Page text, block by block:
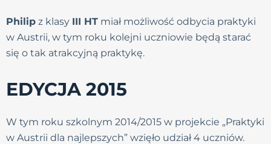
Philip z klasy III HT miał możliwość odbycia praktyki
w Austrii, w tym roku kolejni uczniowie będą starać
się o tak atrakcyjną praktykę.
EDYCJA 2015
W tym roku szkolnym 2014/2015 w projekcie „Praktyki
w Austrii dla najlepszych” wzięło udział 4 uczniów.